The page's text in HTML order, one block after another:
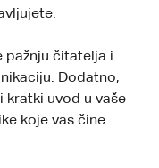
pažnju čitatelja i
Dodatno,
kratki uvod u vaše
koje vas čine